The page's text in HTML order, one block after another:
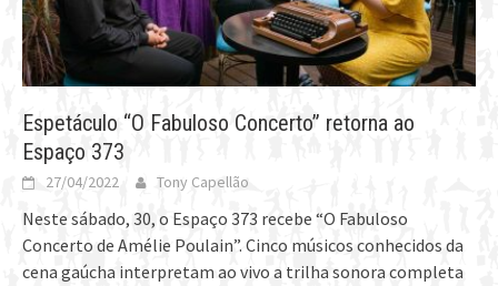
Espetáculo “O Fabuloso Concerto” retorna ao
Espaço 373
27/04/2022 Tony Capellão
Neste sábado, 30, o Espaço 373 recebe “O Fabuloso
Concerto de Amélie Poulain”. Cinco músicos conhecidos da
cena gaúcha interpretam ao vivo a trilha sonora completa